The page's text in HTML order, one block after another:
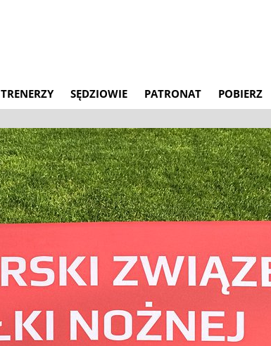
TRENERZY SĘDZIOWIE PATRONAT POBIERZ